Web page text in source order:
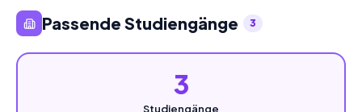
Passende Studiengänge 3
3
Studiengänge